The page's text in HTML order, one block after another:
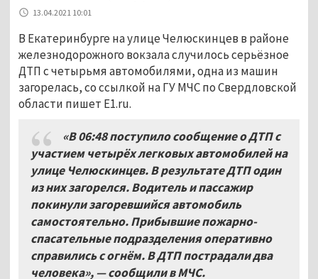
13.04.2021 10:01
В Екатеринбурге на улице Челюскинцев в районе
железнодорожного вокзала случилось серьёзное
ДТП с четырьмя автомобилями, одна из машин
загорелась, со ссылкой на ГУ МЧС по Свердловской
области пишет E1.ru.
«В 06:48 поступило сообщение о ДТП с
участием четырёх легковых автомобилей на
улице Челюскинцев. В результате ДТП один
из них загорелся. Водитель и пассажир
покинули загоревшийся автомобиль
самостоятельно. Прибывшие пожарно-
спасательные подразделения оперативно
справились с огнём. В ДТП пострадали два
человека», — сообщили в МЧС.